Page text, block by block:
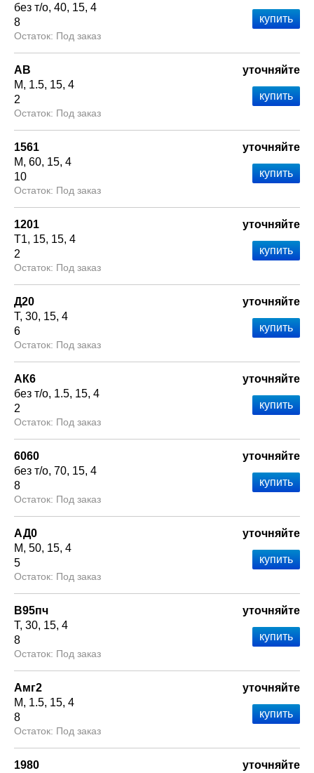
без т/о 40 15 4
8
Под заказ
АВ
М
1.5 15 4
2
Под заказ
уточняйте
1561
М 60 15 4
10
Под заказ
уточняйте
1201
Т1 15 15 4
2
Под заказ
уточняйте
Д20
Т 30 15 4
6
Под заказ
уточняйте
АК6
без т/о 1.5 15 4
2
Под заказ
уточняйте
6060
без т/о 70 15 4
8
Под заказ
уточняйте
АД0
М 50 15 4
5
Под заказ
уточняйте
В95пч
Т 30 15 4
8
Под заказ
уточняйте
Амг2
М
1.5 15 4
8
Под заказ
уточняйте
1980
уточняйте